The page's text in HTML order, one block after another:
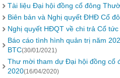
Tài liệu Đại hội đồng cổ đông
Biên bản và Nghị quyết ĐHĐ Cổ
Nghị quyết HĐQT về chi trả Cổ
Báo cáo tình hình quản trị năm
BTC(30/01/2021)
Thư mời tham dự Đại hội đồng cổ
2020(16/04/2020)